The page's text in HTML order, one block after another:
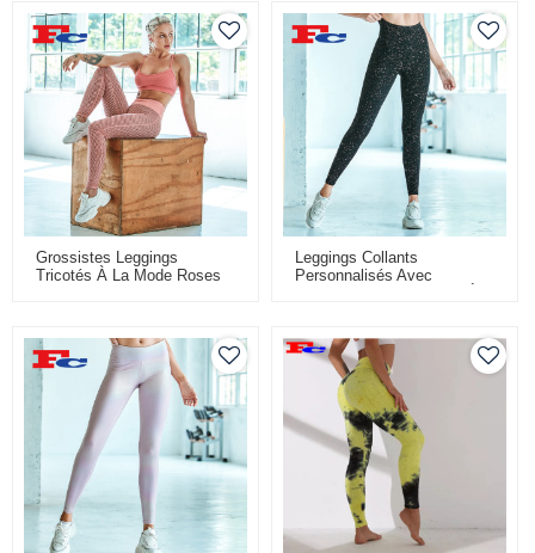
Grossistes Leggings
Tricotés À La Mode Roses
Leggings Collants
Personnalisés Avec